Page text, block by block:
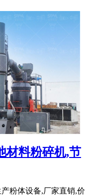
材料粉碎机,节
粉体设备,厂家直销,价